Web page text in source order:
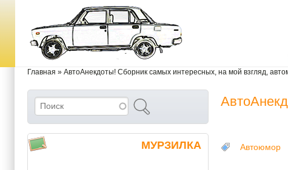
Перейти к основному содержанию
Вы здесь
Главная » АвтоАнекдоты! Сборник самых интересных, на мой взгляд,
Форма поиска Поиск
МУРЗИЛКА
Автоюмор